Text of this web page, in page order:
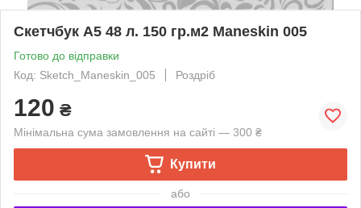
Скетчбук А5 48 л. 150 гр.м2 Maneskin 005
Готово до відправки
Код: Sketch_Maneskin_005
Роздріб
120 ₴
Мінімальна сума замовлення на сайті — 300 ₴
Купити
або